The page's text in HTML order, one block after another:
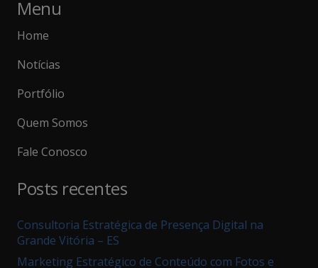
Menu
Home
Notícias
Portfólio
Quem Somos
Fale Conosco
Posts recentes
Consultoria Estratégica de Presença Digital na
Grande Vitória – ES
Marketing Estratégico de Conteúdo com Fotos e